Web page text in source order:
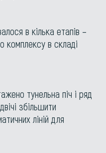
в кілька етапів –
комплексу в складі
тунельна піч і ряд
збільшити
ліній для